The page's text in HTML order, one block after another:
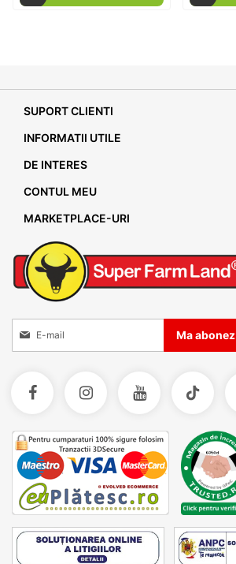
SUPORT CLIENTI
INFORMATII UTILE
DE INTERES
CONTUL MEU
MARKETPLACE-URI
Inscrieti-va la Buletinele noastre informative
Ma abonez